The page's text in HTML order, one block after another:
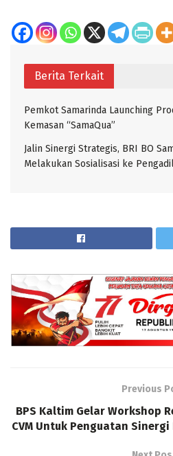
Berita Terkait
Pemkot Samarinda Launching
Kemasan “SamaQua”
Jalin Sinergi Strategis, BRI BO
Melakukan Sosialisasi ke
Previous
BPS Kaltim Gelar Workshop
CVM Untuk Penguatan